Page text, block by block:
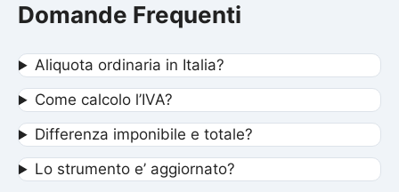
Domande Frequenti
Aliquota ordinaria in Italia?
Come calcolo l’IVA?
Differenza imponibile e totale?
Lo strumento e’ aggiornato?